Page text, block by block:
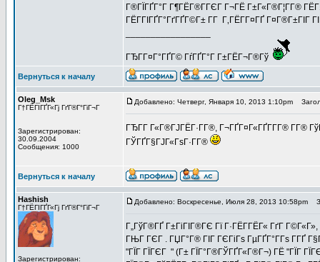
Г®ГЇГҐГ°Г Г¶ГЁГ®Г­ГЄГ Г¬ГЁ Г±Г«Г®Г¦Г­Г®
ГЁГ­ГІГҐГ°ГґГҐГ©Г± Г­Г Г‚ГЁГ­Г¤ГҐ
ГЂГ­Г¤Г°ГҐГ© ГѓГҐГ°Г Г±ГЁГ¬Г®Гў
Вернуться к началу
Oleg_Msk
Г†ГЁГІГҐГ«Гј ГґГ®Г°ГіГ¬Г
Зарегистрирован:
30.09.2004
Сообщения: 1000
Добавлено: Четверг, Января 10, 2013 1:10pm
ГЂГ­Г Г«Г®ГЈГЁГ·Г­Г®, Г¬ГҐГ¤Г«ГҐГ­Г­Г® Г­Г®
ГЎГҐГ§ГЈГ«ГѕГ·Г­Г®
Вернуться к началу
Hashish
Г†ГЁГІГҐГ«Гј ГґГ®Г°ГіГ¬Г
Зарегистрирован:
Добавлено: Воскресенье, Июля 28, 2013 10:58pm
Г„ГўГ®ГҐ Г±ГіГІГ®ГЄ Гї Г·ГЁГ­ГЁГ« ГґГ
ГЊГ ГЄГ . ГЏГ°Г® ГІГ ГЄГіГѕ ГµГҐГ°Г­Гѕ Г­ГҐ
"ГЇГ ГЇГЄГ " (Г± ГЇГ°Г®ГЎГҐГ«Г®Г¬) ГЁ "ГЇГ